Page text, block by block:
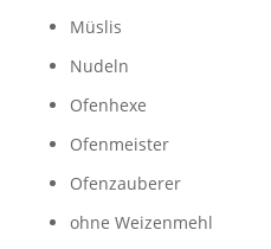
Müslis
Nudeln
Ofenhexe
Ofenmeister
Ofenzauberer
ohne Weizenmehl